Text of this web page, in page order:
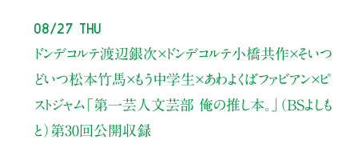
08/27 Thu
ドンデコルテ渡辺銀次×ドンデコルテ小橋共作×そいつ
どいつ松本竹馬×もう中学生×あわよくばファビアン×ピ
ストジャム「第一芸人文芸部 俺の推し本。」（BSよしも
と） 第30回公開収録